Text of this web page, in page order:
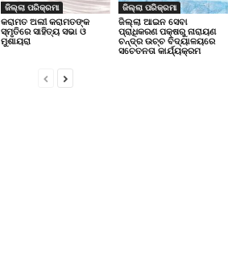
ଜିଲ୍ଲା ପରିକ୍ରମା
କରାମତ ଅଲୀ କରାମତଙ୍କ
ସ୍ମୃତିରେ ସାହିତ୍ୟ ସଭା ଓ
ମୁଶାୟରା
ଜିଲ୍ଲା ପରିକ୍ରମା
ଜିଲ୍ଲା ଆଇନ ସେବା
ପ୍ରାଧିକରଣ ପକ୍ଷରୁ ନାରାୟଣ
ଚନ୍ଦ୍ର ଉଚ୍ଚ ବିଦ୍ୟାଳୟରେ
ସଚେତନତା କାର୍ଯ୍ୟକ୍ରମ